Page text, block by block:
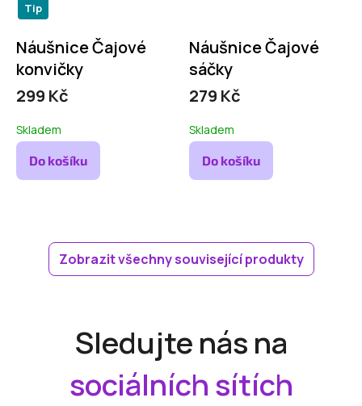
Tip
Náušnice Čajové
konvičky
299 Kč
Skladem
Do košíku
Náušnice Čajové
sáčky
279 Kč
Skladem
Do košíku
Zobrazit všechny související produkty
Sledujte nás na
sociálních sítích